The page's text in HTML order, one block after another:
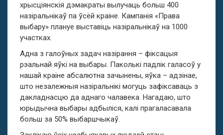
хрысціянскія дэмакраты вылучаць больш 400
назіральнікаў па ўсёй краіне. Кампанія «Права
выбару» плануе выставіць назіральнікаў на 1000
участках.
Адна з галоўных задач назірання – фіксацыя
рэальнай яўкі на выбары. Паколькі падлік галасоў у
нашай краіне абсалютна зачынены, яўка – адзінае,
што незалежныя назіральнікі могуць зафіксаваць з
дакладнасцю да аднаго чалавека. Нагадаю, што
юрыдычна выбары адбыліся, калі прагаласавала
больш за 50% выбаршчыкаў.